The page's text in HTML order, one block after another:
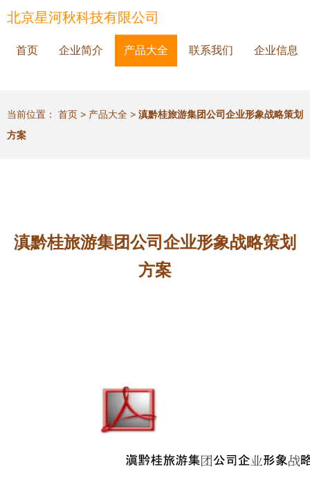
北京星河秋科技有限公司
首页 企业简介 产品大全 联系我们 企业信息
当前位置： 首页 > 产品大全 > 滇黔桂旅游集团公司企业形象战略策划
方案
滇黔桂旅游集团公司企业形象战略策划
方案